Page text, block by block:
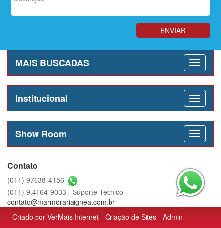
MAIS BUSCADAS
Institucional
Show Room
Contato
(011) 97638-4156
(011) 9.4164-9033 - Suporte Técnico
contato@marmorariaignea.com.br
Criado por VerMais Internet - Criação de Sites - Admin